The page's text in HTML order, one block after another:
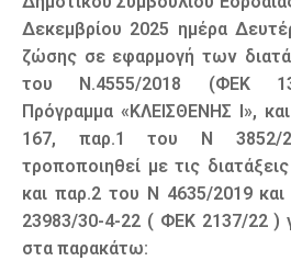
Δεκεμβρίου 2025 ημέρα
ζώσης σε εφαρμογή των
του Ν.4555/2018 (ΦΕΚ
Πρόγραμμα «ΚΛΕΙΣΘΕΝΗΣ Ι»,
167, παρ.1 του Ν 3852/
τροποποιηθεί με τις
και παρ.2 του Ν 4635/2019
23983/30-4-22 ( ΦΕΚ 2137/22
στα παρακάτω: